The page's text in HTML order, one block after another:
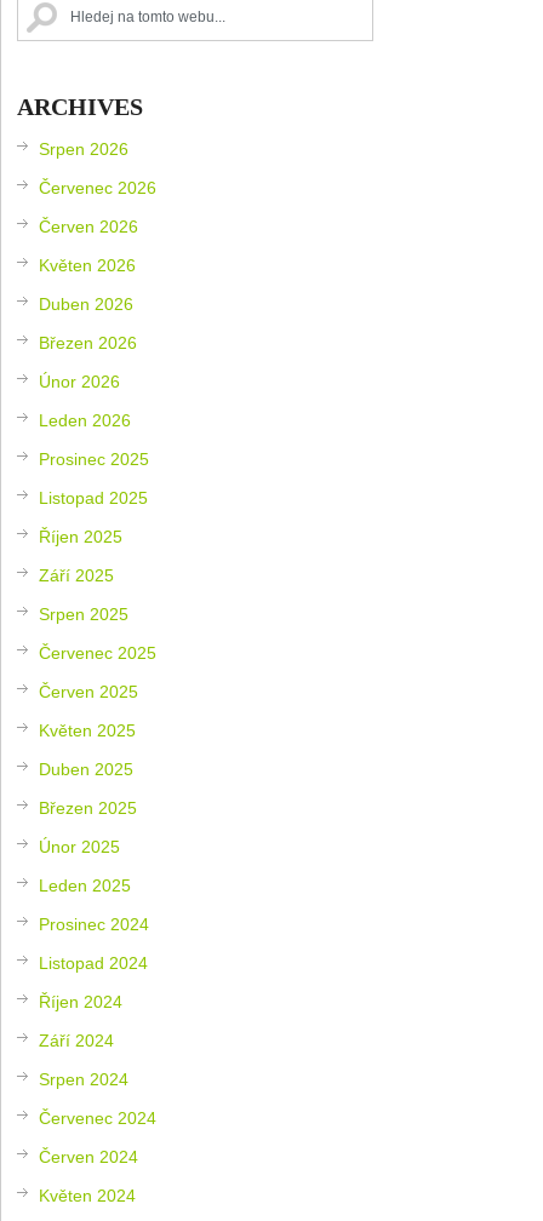
ARCHIVES
Srpen 2026
Červenec 2026
Červen 2026
Květen 2026
Duben 2026
Březen 2026
Únor 2026
Leden 2026
Prosinec 2025
Listopad 2025
Říjen 2025
Září 2025
Srpen 2025
Červenec 2025
Červen 2025
Květen 2025
Duben 2025
Březen 2025
Únor 2025
Leden 2025
Prosinec 2024
Listopad 2024
Říjen 2024
Září 2024
Srpen 2024
Červenec 2024
Červen 2024
Květen 2024